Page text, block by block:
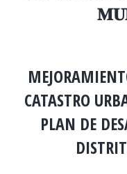
CATASTRO
PLAN DE